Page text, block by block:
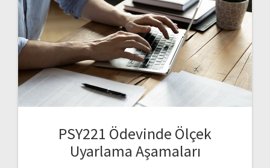
PSY221 Ödevinde Ölçek
Uyarlama Aşamaları